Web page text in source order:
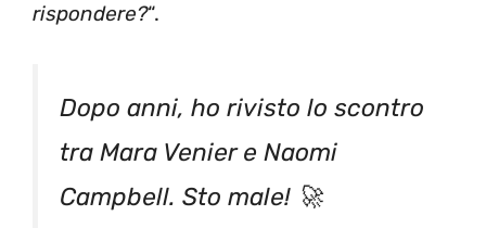
rispondere?“.
Dopo anni, ho rivisto lo scontro
tra Mara Venier e Naomi
Campbell. Sto male! 🚀